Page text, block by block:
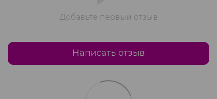
Добавьте первый отзыв
Написать отзыв